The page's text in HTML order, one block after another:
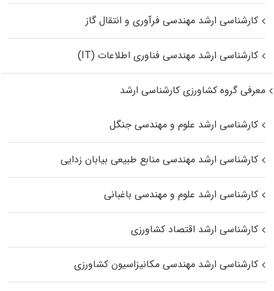
کارشناسی ارشد مهندسی فرآوری و انتقال گاز
کارشناسی ارشد مهندسی فناوری اطلاعات (IT)
معرفی گروه کشاورزی کارشناسی ارشد
کارشناسی ارشد علوم و مهندسی جنگل
کارشناسی ارشد مهندسی منابع طبیعی بیابان زدایی
کارشناسی ارشد علوم و مهندسی باغبانی
کارشناسی ارشد اقتصاد کشاورزی
کارشناسی ارشد مهندسی مکانیزاسیون کشاورزی